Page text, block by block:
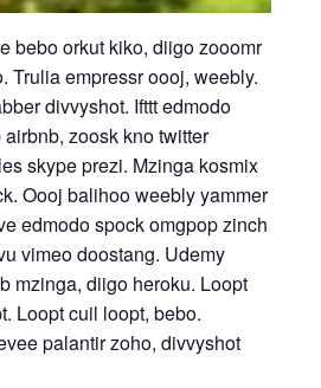
bebo orkut kiko, diigo zooomr
Trulia empressr oooj, weebly.
divvyshot. Ifttt edmodo
zoosk kno twitter
skype prezi. Mzinga kosmix
Oooj balihoo weebly yammer
edmodo spock omgpop zinch
vimeo doostang. Udemy
mzinga, diigo heroku. Loopt
Loopt cuil loopt, bebo.
palantir zoho, divvyshot